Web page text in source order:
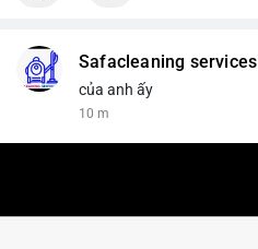
Safacleaning services
của anh ấy
10 m